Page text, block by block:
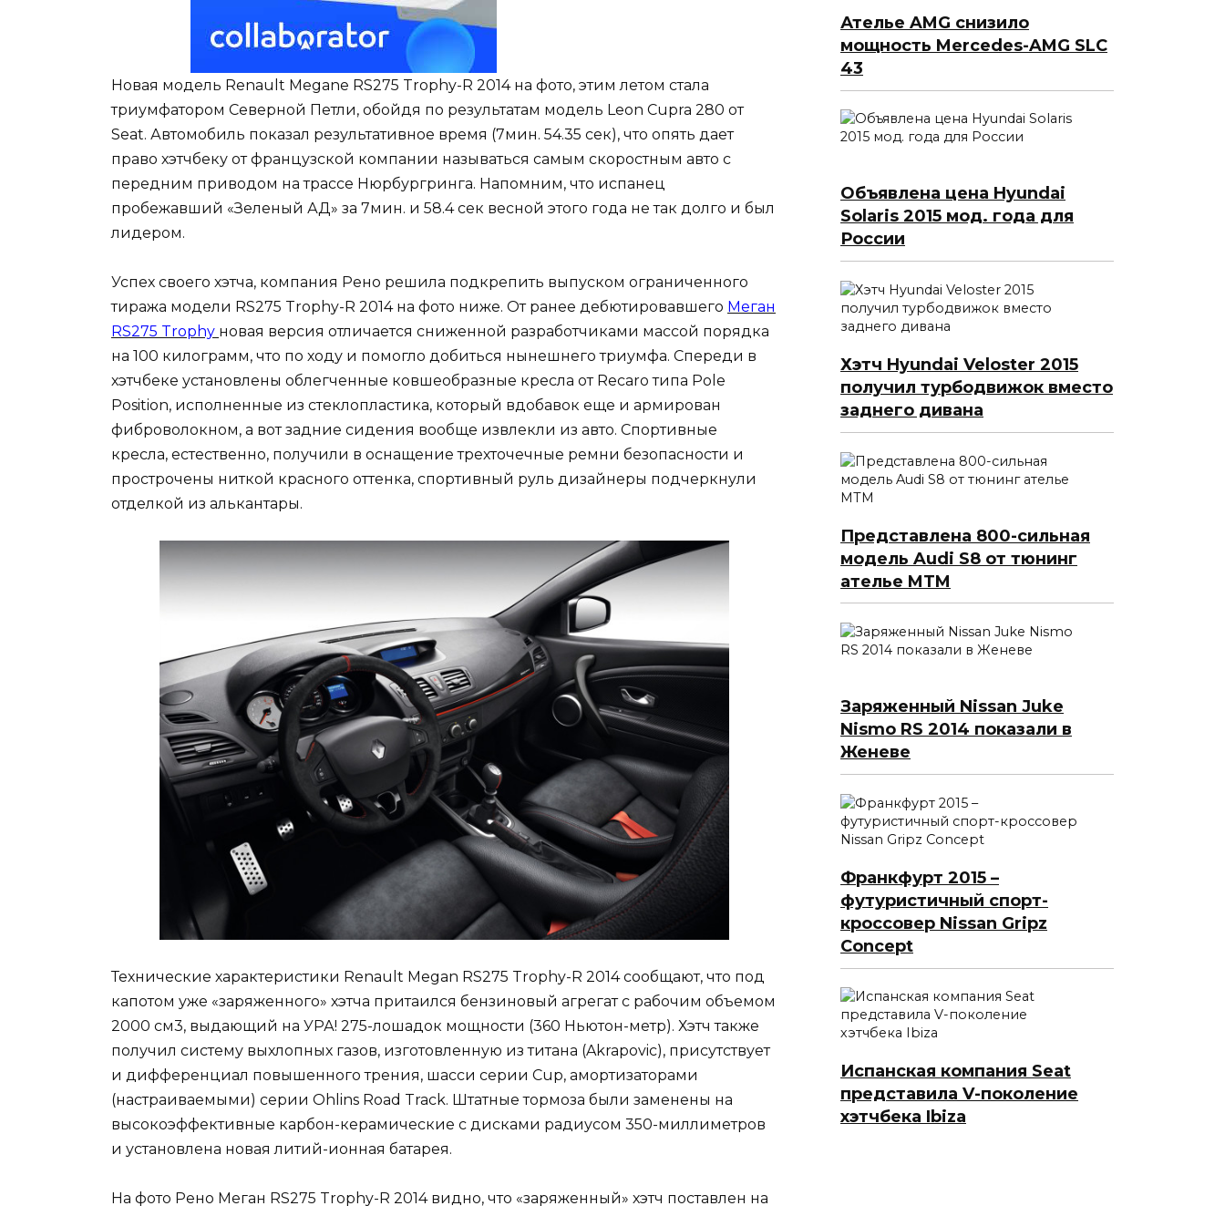
Новая модель Renault Megane RS275 Trophy-R 2014 на фото, этим летом стала
триумфатором Северной Петли, обойдя по результатам модель Leon Cupra 280 от
Seat. Автомобиль показал результативное время (7мин. 54.35 сек), что опять дает
право хэтчбеку от французской компании называться самым скоростным авто с
передним приводом на трассе Нюрбургринга. Напомним, что испанец
пробежавший «Зеленый АД» за 7мин. и 58.4 сек весной этого года не так долго и был
лидером.
Успех своего хэтча, компания Рено решила подкрепить выпуском ограниченного
тиража модели RS275 Trophy-R 2014 на фото ниже. От ранее дебютировавшего Меган
RS275 Trophy новая версия отличается сниженной разработчиками массой порядка
на 100 килограмм, что по ходу и помогло добиться нынешнего триумфа. Спереди в
хэтчбеке установлены облегченные ковшеобразные кресла от Recaro типа Pole
Position, исполненные из стеклопластика, который вдобавок еще и армирован
фиброволокном, а вот задние сидения вообще извлекли из авто. Спортивные
кресла, естественно, получили в оснащение трехточечные ремни безопасности и
прострочены ниткой красного оттенка, спортивный руль дизайнеры подчеркнули
отделкой из алькантары.
Технические характеристики Renault Megan RS275 Trophy-R 2014 сообщают, что под
капотом уже «заряженного» хэтча притаился бензиновый агрегат с рабочим объемом
2000 см3, выдающий на УРА! 275-лошадок мощности (360 Ньютон-метр). Хэтч также
получил систему выхлопных газов, изготовленную из титана (Akrapovic), присутствует
и дифференциал повышенного трения, шасси серии Cup, амортизаторами
(настраиваемыми) серии Ohlins Road Track. Штатные тормоза были заменены на
высокоэффективные карбон-керамические с дисками радиусом 350-миллиметров
и установлена новая литий-ионная батарея.
На фото Рено Меган RS275 Trophy-R 2014 видно, что «заряженный» хэтч поставлен на
Ателье AMG снизило
мощность Mercedes-AMG SLC
43
Объявлена цена Hyundai
Solaris 2015 мод. года для
России
Хэтч Hyundai Veloster 2015
получил турбодвижок вместо
заднего дивана
Представлена 800-сильная
модель Audi S8 от тюнинг
ателье MTM
Заряженный Nissan Juke
Nismo RS 2014 показали в
Женеве
Франкфурт 2015 –
футуристичный спорт-
кроссовер Nissan Gripz
Concept
Испанская компания Seat
представила V-поколение
хэтчбека Ibiza